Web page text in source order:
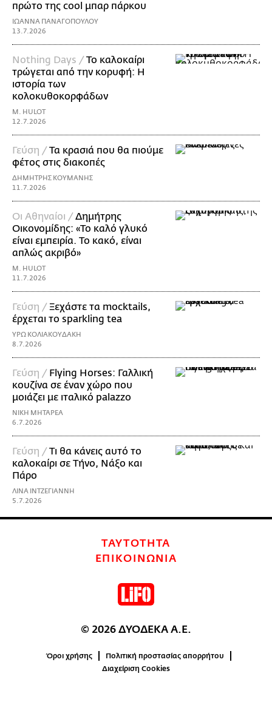
πρώτο της cool μπαρ πάρκου
ΙΩΑΝΝΑ ΠΑΝΑΓΟΠΟΥΛΟΥ
13.7.2026
Nothing Days /Το καλοκαίρι
τρώγεται από την κορυφή: H
ιστορία των
κολοκυθοκορφάδων
M. HULOT
12.7.2026
Γεύση /Τα κρασιά που θα πιούμε
φέτος στις διακοπές
ΔΗΜΗΤΡΗΣ ΚΟΥΜΑΝΗΣ
11.7.2026
Οι Αθηναίοι /Δημήτρης
Οικονομίδης: «Το καλό γλυκό
είναι εμπειρία. Το κακό, είναι
απλώς ακριβό»
M. HULOT
11.7.2026
Γεύση /Ξεχάστε τα mocktails,
έρχεται το sparkling tea
ΥΡΩ ΚΟΛΙΑΚΟΥΔΑΚΗ
8.7.2026
Γεύση / Flying Horses: Γαλλική
κουζίνα σε έναν χώρο που
μοιάζει με ιταλικό palazzo
ΝΙΚΗ ΜΗΤΑΡΕΑ
6.7.2026
Γεύση /Τι θα κάνεις αυτό το
καλοκαίρι σε Τήνο, Νάξο και
Πάρο
ΛΙΝΑ ΙΝΤΖΕΓΙΑΝΝΗ
5.7.2026
ΤΑΥΤΟΤΗΤΑ
ΕΠΙΚΟΙΝΩΝΙΑ
© 2026 ΔΥΟΔΕΚΑ Α.Ε.
Όροι χρήσης
Πολιτική προστασίας απορρήτου
Διαχείριση Cookies